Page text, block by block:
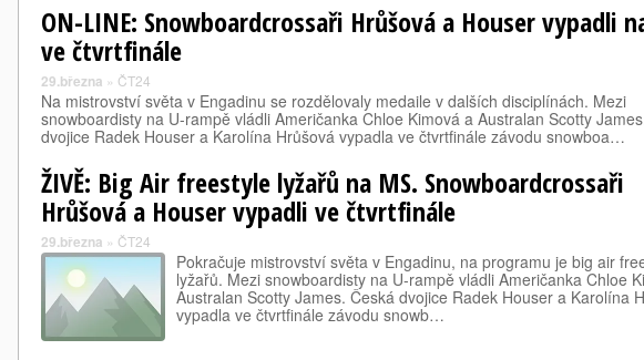
ON-LINE: Snowboardcrossaři Hrůšová a Houser vypadli
ve čtvrtfinále
29.března » ČT24
Na mistrovství světa v Engadinu se rozdělovaly medaile v dalších disciplínách. Mezi
snowboardisty na U-rampě vládli Američanka Chloe Kimová a Australan Scotty
dvojice Radek Houser a Karolína Hrůšová vypadla ve čtvrtfinále závodu snowboa…
ŽIVĚ: Big Air freestyle lyžařů na MS. Snowboardcrossaři
Hrůšová a Houser vypadli ve čtvrtfinále
29.března » ČT24
Pokračuje mistrovství světa v Engadinu, na programu je big air
lyžařů. Mezi snowboardisty na U-rampě vládli Američanka Chloe
Australan Scotty James. Česká dvojice Radek Houser a Karolína
vypadla ve čtvrtfinále závodu snowb…